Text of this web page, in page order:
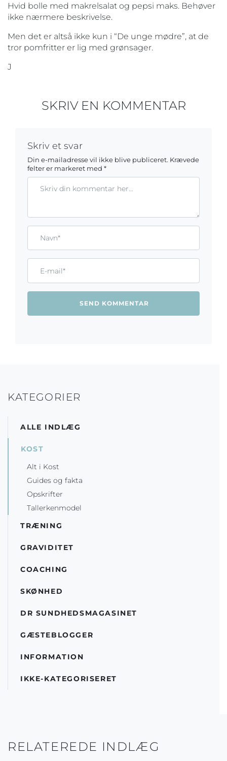
Hvid bolle med makrelsalat og pepsi maks. Behøver
ikke nærmere beskrivelse.
Men det er altså ikke kun i “De unge mødre”, at de
tror pomfritter er lig med grønsager.
J
SKRIV EN KOMMENTAR
Skriv et svar
Din e-mailadresse vil ikke blive publiceret. Krævede
felter er markeret med *
KATEGORIER
ALLE INDLÆG
KOST
Alt i Kost
Guides og fakta
Opskrifter
Tallerkenmodel
TRÆNING
GRAVIDITET
COACHING
SKØNHED
DR SUNDHEDSMAGASINET
GÆSTEBLOGGER
INFORMATION
IKKE-KATEGORISERET
RELATEREDE INDLÆG